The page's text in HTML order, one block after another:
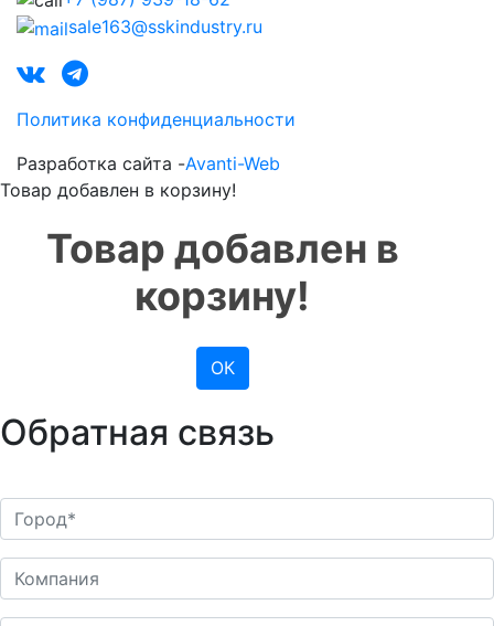
sale163@sskindustry.ru
Политика конфиденциальности
Разработка сайта -Avanti-Web
Товар добавлен в корзину!
Товар добавлен в
корзину!
ОК
Обратная связь